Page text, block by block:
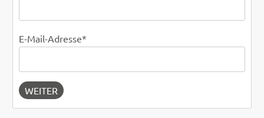
E-Mail-Adresse*
WEITER